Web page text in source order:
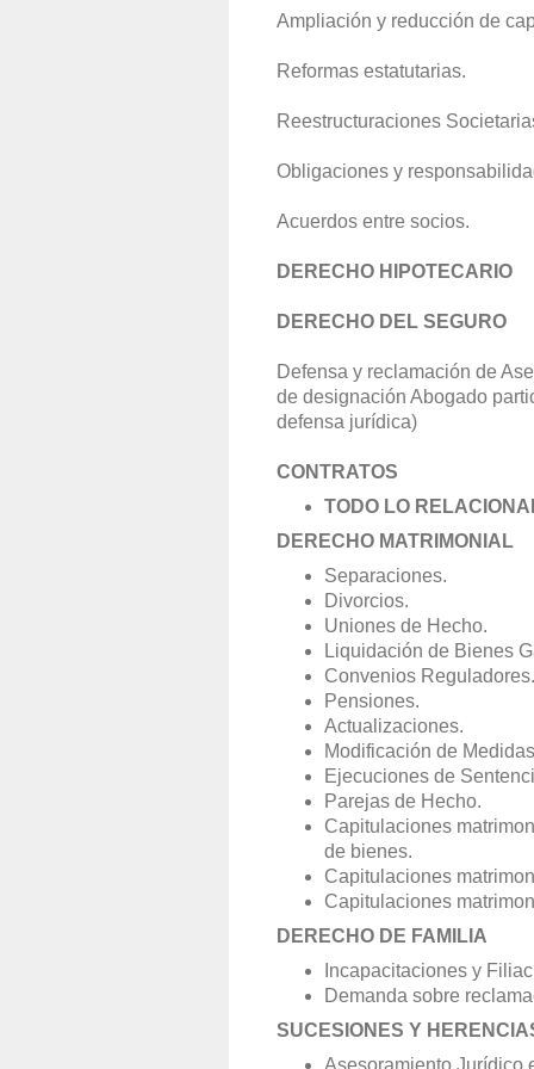
Ampliación y reducción de
Reformas estatutarias.
Reestructuraciones
Obligaciones y
Acuerdos entre socios.
DERECHO HIPOTECARIO
DERECHO DEL SEGURO
Defensa y reclamación de
de designación Abogado
defensa jurídica)
CONTRATOS
TODO LO
DERECHO MATRIMONIAL
Separaciones.
Divorcios.
Uniones de Hecho.
Liquidación de Bienes
Convenios Reguladores.
Pensiones.
Actualizaciones.
Modificación de
Ejecuciones de
Parejas de Hecho.
Capitulaciones
de bienes.
Capitulaciones
Capitulaciones
DERECHO DE FAMILIA
Incapacitaciones y
Demanda sobre
SUCESIONES Y
Asesoramiento Jurídico